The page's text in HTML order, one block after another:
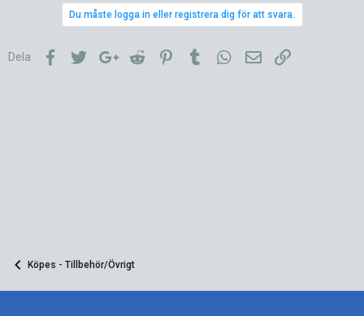
Du måste logga in eller registrera dig för att svara.
Dela: FacebookTwitterGoogle+
Reddit PinterestTumblr WhatsApp
E-postLänk
Köpes - Tillbehör/Övrigt